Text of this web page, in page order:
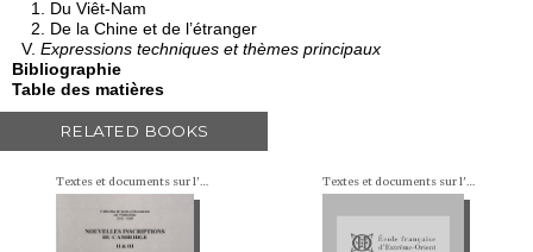
1. Du Viêt-Nam
2. De la Chine et de l’étranger
V. Expressions techniques et thèmes principaux
Bibliographie
Table des matières
RELATED BOOKS
Textes et documents sur l'Indochine Textes et documents sur l'Indochine